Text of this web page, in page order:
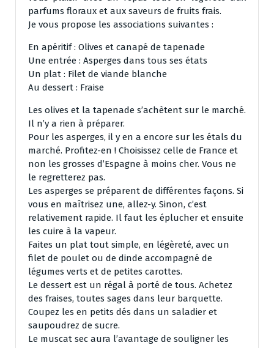
parfums floraux et aux saveurs de fruits frais.
Je vous propose les associations suivantes :
En apéritif : Olives et canapé de tapenade
Une entrée : Asperges dans tous ses états
Un plat : Filet de viande blanche
Au dessert : Fraise
Les olives et la tapenade s’achètent sur le marché.
Il n’y a rien à préparer.
Pour les asperges, il y en a encore sur les étals du
marché. Profitez-en ! Choisissez celle de France et
non les grosses d’Espagne à moins cher. Vous ne
le regretterez pas.
Les asperges se préparent de différentes façons. Si
vous en maîtrisez une, allez-y. Sinon, c’est
relativement rapide. Il faut les éplucher et ensuite
les cuire à la vapeur.
Faites un plat tout simple, en légèreté, avec un
filet de poulet ou de dinde accompagné de
légumes verts et de petites carottes.
Le dessert est un régal à porté de tous. Achetez
des fraises, toutes sages dans leur barquette.
Coupez les en petits dés dans un saladier et
saupoudrez de sucre.
Le muscat sec aura l’avantage de souligner les